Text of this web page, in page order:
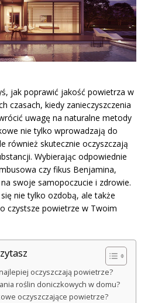
jak poprawić jakość powietrza w
czasach, kiedy zanieczyszczenia
uwagę na naturalne metody
nie tylko wprowadzają do
również skutecznie oczyszczają
Wybierając odpowiednie
czy fikus Benjamina,
swoje samopoczucie i zdrowie.
nie tylko ozdobą, ale także
czystsze powietrze w Twoim
oczyszczają powietrze?
roślin doniczkowych w domu?
oczyszczające powietrze?